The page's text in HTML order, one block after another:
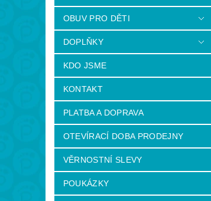
OBUV PRO DĚTI
DOPLŇKY
KDO JSME
KONTAKT
PLATBA A DOPRAVA
OTEVÍRACÍ DOBA PRODEJNY
VĚRNOSTNÍ SLEVY
POUKÁZKY